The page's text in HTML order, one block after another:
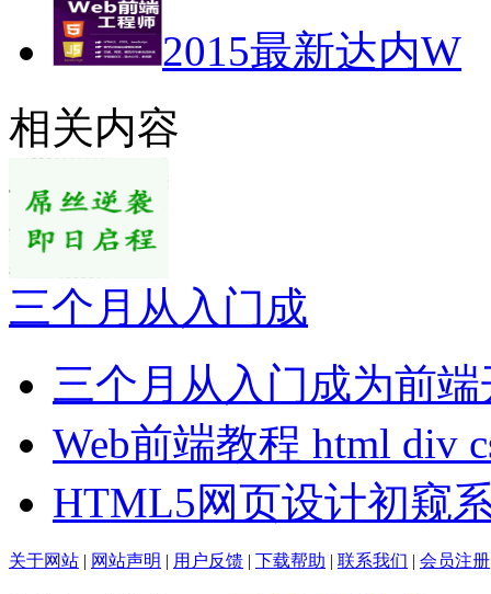
2015最新达内W
相关内容
三个月从入门成
三个月从入门成为前端
Web前端教程 html div
HTML5网页设计初窥
关于网站 | 网站声明 | 用户反馈 | 下载帮助 | 联系我们 | 会员注册